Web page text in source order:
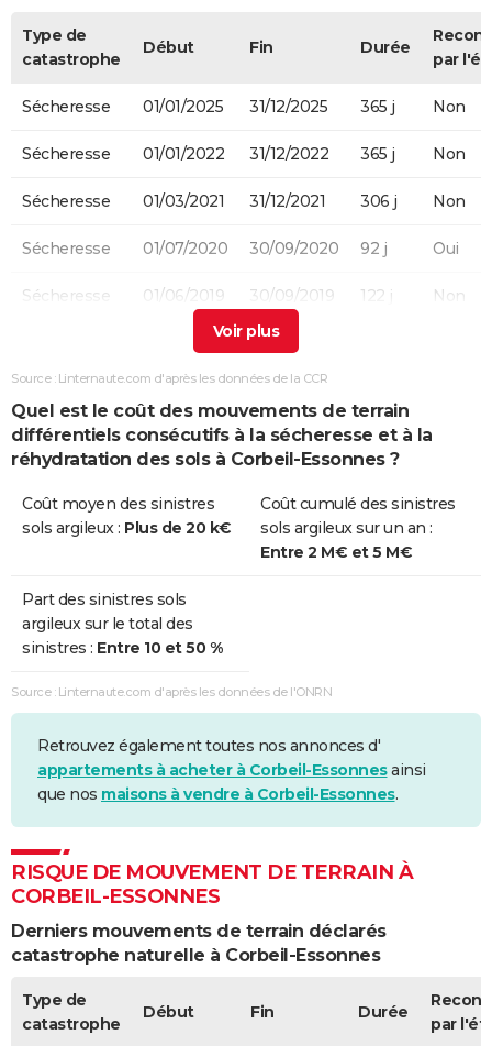
Type de
catastrophe
Début Fin Durée
par
Sécheresse 01/01/2025 31/12/2025 365 j Non
Sécheresse 01/01/2022 31/12/2022 365 j Non
Sécheresse 01/03/2021 31/12/2021 306 j Non
Sécheresse 01/07/2020 30/09/2020 92 j Oui
Sécheresse 01/06/2019 30/09/2019 122 j Non
01/01/2012
Sécheresse 01/07/2003 30/09/2003 92 j
Sécheresse 01/01/1991 28/02/1997 2251 j
Source : Linternaute.com d'après les données de la CCR
Quel est le coût des mouvements de terrain
différentiels consécutifs à la sécheresse et à la
réhydratation des sols à Corbeil-Essonnes ?
Coût moyen des sinistres
sols argileux : Plus de 20 k€
Coût cumulé des sinistres
sols argileux sur un an :
Entre 2 M€ et 5 M€
Part des sinistres sols
argileux sur le total des
sinistres : Entre 10 et 50 %
Source : Linternaute.com d'après les données de l'ONRN
Retrouvez également toutes nos annonces d'
appartements à acheter à Corbeil-Essonnesainsi
que nos maisons à vendre à Corbeil-Essonnes.
RISQUE DE MOUVEMENT DE TERRAIN À
CORBEIL-ESSONNES
Derniers mouvements de terrain déclarés
catastrophe naturelle à Corbeil-Essonnes
Type de
catastrophe
Début Fin Durée
par